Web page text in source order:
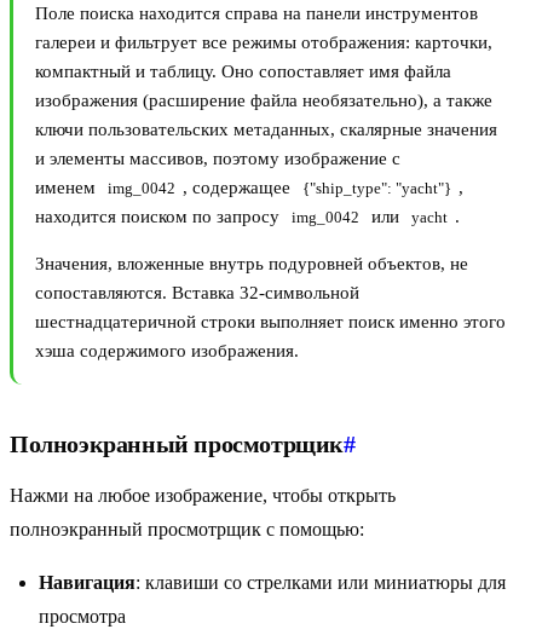
Поле поиска находится справа на панели инструментов
галереи и фильтрует все режимы отображения: карточки,
компактный и таблицу. Оно сопоставляет имя файла
изображения (расширение файла необязательно), а также
ключи пользовательских метаданных, скалярные значения
и элементы массивов, поэтому изображение с
именем
img_0042 , содержащее {"ship_type": "yacht"} ,
находится поиском по запросу
img_0042 или yacht .
Значения, вложенные внутрь подуровней объектов, не
сопоставляются. Вставка 32-символьной
шестнадцатеричной строки выполняет поиск именно этого
хэша содержимого изображения.
Полноэкранный просмотрщик#
Нажми на любое изображение, чтобы открыть
полноэкранный просмотрщик с помощью:
Навигация: клавиши со стрелками или миниатюры для
просмотра